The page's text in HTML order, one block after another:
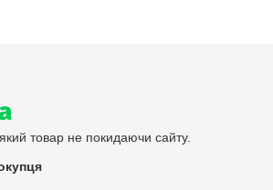
товар не покидаючи сайту.